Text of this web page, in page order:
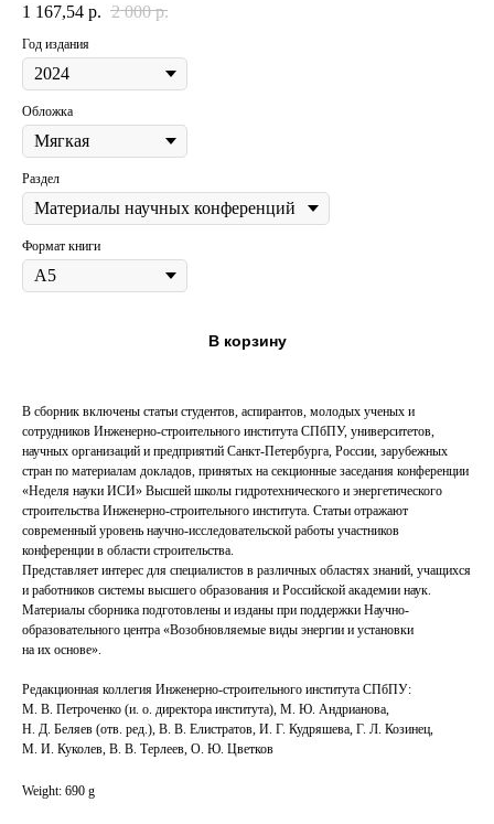
1 167,54 р. 2 000 р.
Год издания
Обложка
Раздел
Формат книги
В корзину
В сборник включены статьи студентов, аспирантов, молодых ученых и
сотрудников Инженерно-строительного института СПбПУ, университетов,
научных организаций и предприятий Санкт-Петербурга, России, зарубежных
стран по материалам докладов, принятых на секционные заседания конференции
«Неделя науки ИСИ» Высшей школы гидротехнического и энергетического
строительства Инженерно-строительного института. Статьи отражают
современный уровень научно-исследовательской работы участников
конференции в области строительства.
Представляет интерес для специалистов в различных областях знаний, учащихся
и работников системы высшего образования и Российской академии наук.
Материалы сборника подготовлены и изданы при поддержки Научно-
образовательного центра «Возобновляемые виды энергии и установки
на их основе».
Редакционная коллегия Инженерно-строительного института СПбПУ:
М. В. Петроченко (и. о. директора института), М. Ю. Андрианова,
Н. Д. Беляев (отв. ред.), В. В. Елистратов, И. Г. Кудряшева, Г. Л. Козинец,
М. И. Куколев, В. В. Терлеев, О. Ю. Цветков
Weight: 690 g